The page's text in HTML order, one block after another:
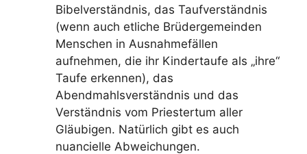
Bibelverständnis, das Taufverständnis
(wenn auch etliche Brüdergemeinden
Menschen in Ausnahmefällen
aufnehmen, die ihr Kindertaufe als „ihre“
Taufe erkennen), das
Abendmahlsverständnis und das
Verständnis vom Priestertum aller
Gläubigen. Natürlich gibt es auch
nuancielle Abweichungen.